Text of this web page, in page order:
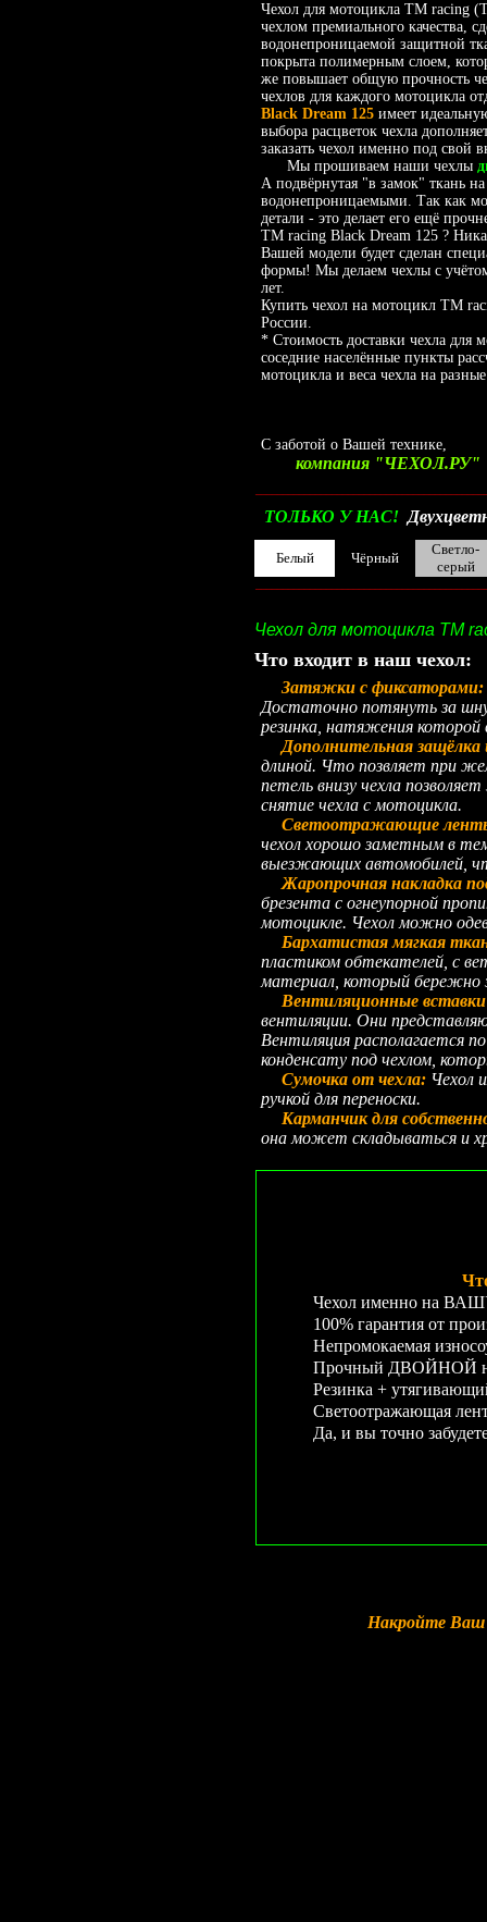
Чехол для мотоцикла TM racing
чехлом премиального качества,
водонепроницаемой защитной
покрыта полимерным слоем,
же повышает общую прочность
чехлов для каждого мотоцикла
Black Dream 125 имеет
выбора расцветок чехла
заказать чехол именно под свой
Мы прошиваем наши чехлы
А подвёрнутая "в замок" ткань
водонепроницаемыми. Так как
детали - это делает его ещё
TM racing Black Dream 125 ?
Вашей модели будет сделан
формы! Мы делаем чехлы с
лет.
Купить чехол на мотоцикл TM
России.
* Стоимость доставки чехла для
соседние населённые пункты
мотоцикла и веса чехла на
С заботой о Вашей технике,
компания "ЧЕХОЛ.РУ"
ТОЛЬКО У НАС!
Белый Чёрный
Светло-
серый
Чехол для мотоцикла TM
Что входит в наш чехол:
Затяжки с фиксаторами:
Достаточно потянуть за
резинка, натяжения
Дополнительная
длиной. Что позвляет при
петель внизу чехла
снятие чехла с мотоцикла.
Светоотражающие
чехол хорошо заметным в
выезжающих автомобилей,
Жаропрочная накладка
брезента с огнеупорной
мотоцикле. Чехол можно
Бархатистая мягкая
пластиком обтекателей, с
материал, который бережно
Вентиляционные
вентиляции. Они
Вентиляция располагается
конденсату под чехлом,
Сумочка от чехла: Чехол
ручкой для переноски.
Карманчик для
она может складываться и
Чехол именно на ВАШУ
100% гарантия от
Непромокаемая
Прочный ДВОЙНОЙ
Резинка +
Светоотражающая
Да, и вы точно
Накройте Ваш